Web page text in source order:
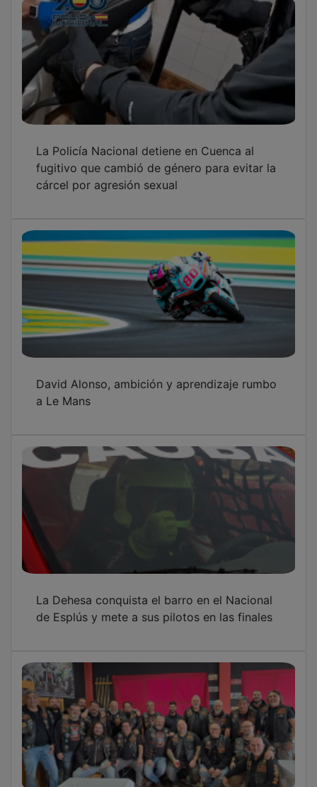
La Policía Nacional detiene en Cuenca al
fugitivo que cambió de género para evitar la
cárcel por agresión sexual
David Alonso, ambición y aprendizaje rumbo
a Le Mans
La Dehesa conquista el barro en el Nacional
de Esplús y mete a sus pilotos en las finales